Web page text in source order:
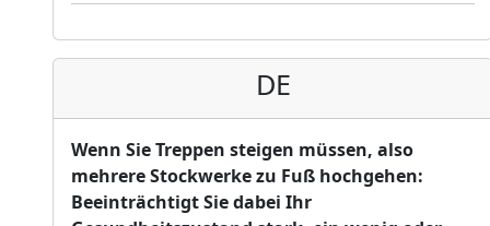
DE
Wenn Sie Treppen steigen müssen, also
mehrere Stockwerke zu Fuß hochgehen:
Beeinträchtigt Sie dabei Ihr